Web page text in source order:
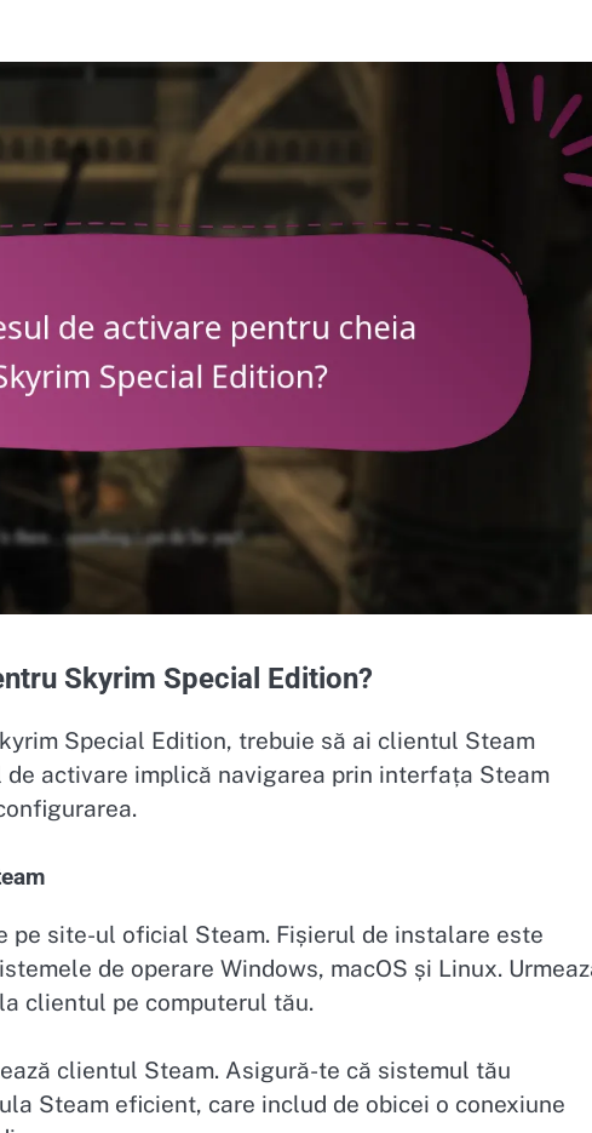
Skyrim Special Edition?
Special Edition, trebuie să ai clientul Steam
activare implică navigarea prin interfața Steam
pe site-ul oficial Steam. Fișierul de instalare este
de operare Windows, macOS și Linux.
clientul pe computerul tău.
clientul Steam. Asigură-te că sistemul tău
Steam eficient, care includ de obicei o conexiune